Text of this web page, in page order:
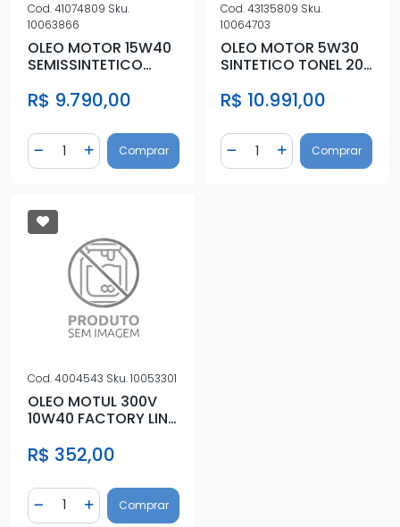
Cod.41074809 Sku.
10063866
OLEO MOTOR 15W40
SEMISSINTETICO
R$ 9.790,00
Diminuir Quantidade
Quantidade
Adicionar Quantidade
Comprar
Cod.43135809 Sku.
10064703
OLEO MOTOR 5W30
SINTETICO TONEL 209
R$ 10.991,00
Diminuir Quantidade
Quantidade
AdicionarComprar
Cod.4004543 Sku.10053301
OLEO MOTUL 300V
10W40 FACTORY LINE
R$ 352,00
Diminuir Quantidade
Quantidade
Adicionar Quantidade
Comprar